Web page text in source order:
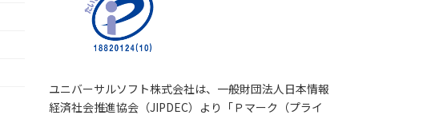
ユニバーサルソフト株式会社は、一般財団法人日本情報
経済社会推進協会（JIPDEC）より「Ｐマーク（プライ